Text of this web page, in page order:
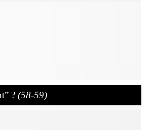
? (58-59)